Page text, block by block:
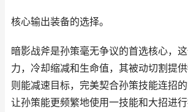
核心输出装备的选择。
暗影战斧是孙策毫无争议的首选核心，
力，冷却缩减和生命值，其被动切割提
则能减速目标，完美契合孙策技能连招
让孙策能更频繁地使用一技能和大招进